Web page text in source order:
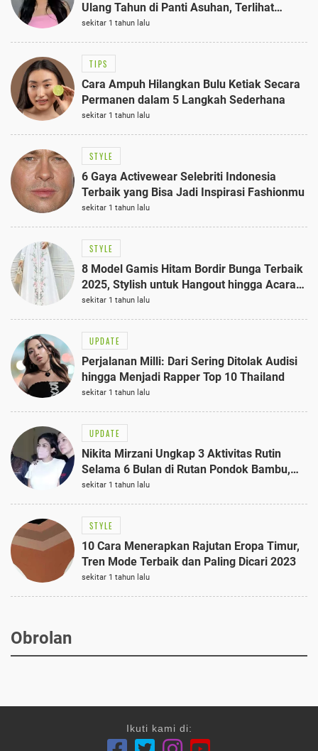
Ulang Tahun di Panti Asuhan, Terlihat
Anggun dengan Kaftan Cokelat
sekitar 1 tahun lalu
TIPS
Cara Ampuh Hilangkan Bulu Ketiak Secara
Permanen dalam 5 Langkah Sederhana
sekitar 1 tahun lalu
STYLE
6 Gaya Activewear Selebriti Indonesia
Terbaik yang Bisa Jadi Inspirasi Fashionmu
sekitar 1 tahun lalu
STYLE
8 Model Gamis Hitam Bordir Bunga Terbaik
2025, Stylish untuk Hangout hingga Acara
Semi-Formal
sekitar 1 tahun lalu
UPDATE
Perjalanan Milli: Dari Sering Ditolak Audisi
hingga Menjadi Rapper Top 10 Thailand
sekitar 1 tahun lalu
UPDATE
Nikita Mirzani Ungkap 3 Aktivitas Rutin
Selama 6 Bulan di Rutan Pondok Bambu,
Terungkap!
sekitar 1 tahun lalu
STYLE
10 Cara Menerapkan Rajutan Eropa Timur,
Tren Mode Terbaik dan Paling Dicari 2023
sekitar 1 tahun lalu
Obrolan
Ikuti kami di: